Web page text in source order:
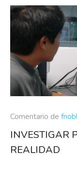
Comentario de
INVESTIGAR
REALIDAD